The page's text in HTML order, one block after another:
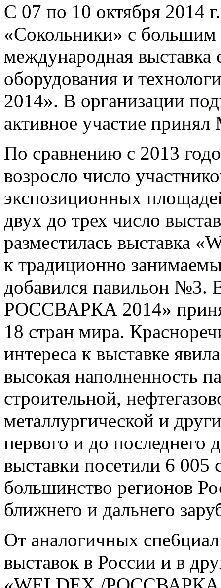
С 07 по 10 октября 2014
«Сокольники» с
международная выставка
оборудования и
2014». В организации
активное участие
По сравнению с 2013
возросло число
экспозиционных
двух до трех число
разместилась
к традиционно
добавился павильон №3.
РОССВАРКА 2014»
18 стран мира.
интереса к выставке
высокая наполненность
строительной,
металлургической и
первого и до последнего
выставки посетили 6 005
большинство регионов
ближнего и дальнего
От аналогичных
выставок в России и в